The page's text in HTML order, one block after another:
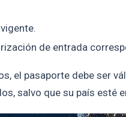
de entrada
el pasaporte debe ser
salvo que su país esté